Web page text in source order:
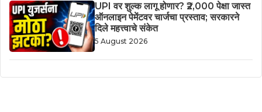
UPI वर शुल्क लागू होणार? ₹2,000 पेक्षा जास्त
ऑनलाइन पेमेंटवर चार्जचा प्रस्ताव; सरकारने
दिले महत्त्वाचे संकेत
5 August 2026